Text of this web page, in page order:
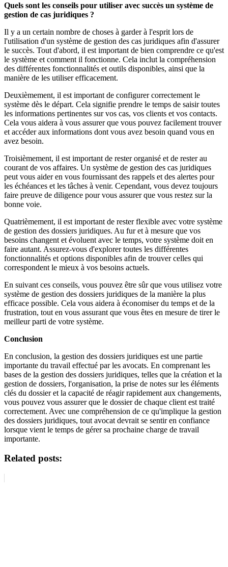
Quels sont les conseils pour utiliser avec succès un système de
gestion de cas juridiques ?
Il y a un certain nombre de choses à garder à l'esprit lors de
l'utilisation d'un système de gestion des cas juridiques afin d'assurer
le succès. Tout d'abord, il est important de bien comprendre ce qu'est
le système et comment il fonctionne. Cela inclut la compréhension
des différentes fonctionnalités et outils disponibles, ainsi que la
manière de les utiliser efficacement.
Deuxièmement, il est important de configurer correctement le
système dès le départ. Cela signifie prendre le temps de saisir toutes
les informations pertinentes sur vos cas, vos clients et vos contacts.
Cela vous aidera à vous assurer que vous pouvez facilement trouver
et accéder aux informations dont vous avez besoin quand vous en
avez besoin.
Troisièmement, il est important de rester organisé et de rester au
courant de vos affaires. Un système de gestion des cas juridiques
peut vous aider en vous fournissant des rappels et des alertes pour
les échéances et les tâches à venir. Cependant, vous devez toujours
faire preuve de diligence pour vous assurer que vous restez sur la
bonne voie.
Quatrièmement, il est important de rester flexible avec votre système
de gestion des dossiers juridiques. Au fur et à mesure que vos
besoins changent et évoluent avec le temps, votre système doit en
faire autant. Assurez-vous d'explorer toutes les différentes
fonctionnalités et options disponibles afin de trouver celles qui
correspondent le mieux à vos besoins actuels.
En suivant ces conseils, vous pouvez être sûr que vous utilisez votre
système de gestion des dossiers juridiques de la manière la plus
efficace possible. Cela vous aidera à économiser du temps et de la
frustration, tout en vous assurant que vous êtes en mesure de tirer le
meilleur parti de votre système.
Conclusion
En conclusion, la gestion des dossiers juridiques est une partie
importante du travail effectué par les avocats. En comprenant les
bases de la gestion des dossiers juridiques, telles que la création et la
gestion de dossiers, l'organisation, la prise de notes sur les éléments
clés du dossier et la capacité de réagir rapidement aux changements,
vous pouvez vous assurer que le dossier de chaque client est traité
correctement. Avec une compréhension de ce qu'implique la gestion
des dossiers juridiques, tout avocat devrait se sentir en confiance
lorsque vient le temps de gérer sa prochaine charge de travail
importante.
Related posts: